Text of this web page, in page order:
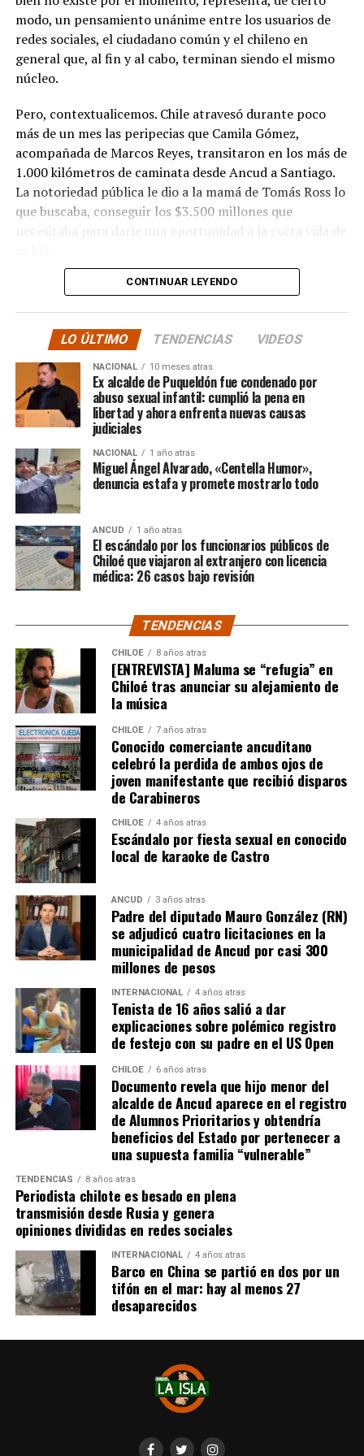
modo, un pensamiento unánime entre los usuarios de
redes sociales, el ciudadano común y el chileno en
general que, al fin y al cabo, terminan siendo el mismo
núcleo.
Pero, contextualicemos. Chile atravesó durante poco
más de un mes las peripecias que Camila Gómez,
acompañada de Marcos Reyes, transitaron en los más de
1.000 kilómetros de caminata desde Ancud a Santiago.
La notoriedad pública le dio a la mamá de Tomás Ross lo
que buscaba, conseguir los $3.500 millones que
necesitaba para darle una oportunidad a la corta vida de
La solidaridad y empatía de los chilenos en cada paso
sino que se superó con creces. De hecho, el último
cómputo dado a conocer reveló la suma total de
$3.689.545.200.
Según Camila Gómez, el excedente de casi $200
millones sería destinadopara los costos médicos
asociados al suministro del Elevidys «porque los 3.500
millonessolo incluye el frasco del fármaco y no los
otros gastos relacionados con los tres meses del
tratamiento
«, indicó a Meganonoticias.cl
Pero, volviendo al principio, damos curso a una solicitud
imposible de especificar con exactitud pero que un
simple chequeo de los ánimos de la gente, se puede ver
como un anhelo mayúsculo el hecho de que esos casi
$200 millones sean destinados para Dante Jara, el
pequeño de año y medio cuyo padecimiento es el mismo
de Tomás Ross y, por si fuera poco, su padre, Fernando,
emprendió una caminata de Arica a Santiago para
conseguir tal fin. Entonces, ¿quién mejor que Camila
Gómez para ponerse en el lugar de quien comparte su
misma realidad, el Duchenne, salvando las “pequeñas
grandes” diferencias?
Voces al unísono se escuchan y se repiten en redes
sociales, el pedido de donar ese excedente al Dante Jara
resuena desde todo Chiloé, cuna del apoyo recibido por
parte de Camila Gómez, hasta nuestro lejano norte. Es
que, a diferencia del conocido dicho, en este caso, todos
los caminos conducen a… La Moneda y, mientras se
espera ese gesto por parte de la madre del pequeño
Tomás, los pasos siguen quemando los pies de Fernando
en pos de que cada kilómetro recorrido, signifique más
que una llegada a Santiago, un arribo a la cura de su hijo
Actualmente, Gómez se encuentra en Santiago
realizando trámites y participando como invitada en
distintos medios de comunicación. Aunque aún no tiene
una fecha exacta para su viaje a Estados Unidos, donde
se administra el medicamento, indicó que esperan
realizarlo «a mediados de junio».
Cabe destacar que, pese a que se logró reunir el dinero y,
por ende, la meta se cumplió, continúan circulando por
redes sociales, eventos a beneficios de Tomás Ross.
¿Como ayudar?
Instagram, Dante_contra_duchenne
Fernando Jara (padre)
19.968.680-1
Banco Falabella, cuenta corriente
11510154944
fernandokine1998@gmail.com
CONTINUAR LEYENDO
LO ÚLTIMO TENDENCIAS VIDEOS
NACIONAL 10 meses atras
Ex alcalde de Puqueldón fue condenado por
abuso sexual infantil: cumplió la pena en
libertad y ahora enfrenta nuevas causas
judiciales
NACIONAL 1 año atras
Miguel Ángel Alvarado, «Centella Humor»,
denuncia estafa y promete mostrarlo todo
ANCUD 1 año atras
El escándalo por los funcionarios públicos de
Chiloé que viajaron al extranjero con licencia
médica: 26 casos bajo revisión
TENDENCIAS
CHILOE 8 años atras
[ENTREVISTA] Maluma se “refugia” en
Chiloé tras anunciar su alejamiento de
la música
CHILOE 7 años atras
Conocido comerciante ancuditano
celebró la perdida de ambos ojos de
joven manifestante que recibió disparos
de Carabineros
CHILOE 4 años atras
Escándalo por fiesta sexual en conocido
local de karaoke de Castro
ANCUD 3 años atras
Padre del diputado Mauro González (RN)
se adjudicó cuatro licitaciones en la
municipalidad de Ancud por casi 300
millones de pesos
INTERNACIONAL 4 años atras
Tenista de 16 años salió a dar
explicaciones sobre polémico registro
de festejo con su padre en el US Open
CHILOE 6 años atras
Documento revela que hijo menor del
alcalde de Ancud aparece en el registro
de Alumnos Prioritarios y obtendría
beneficios del Estado por pertenecer a
una supuesta familia “vulnerable”
TENDENCIAS 8 años atras
Periodista chilote es besado en plena
transmisión desde Rusia y genera
opiniones divididas en redes sociales
INTERNACIONAL 4 años atras
Barco en China se partió en dos por un
tifón en el mar: hay al menos 27
desaparecidos